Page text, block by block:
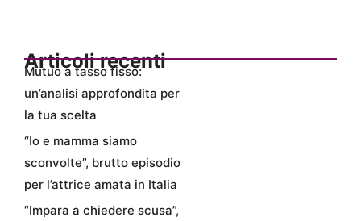
Articoli recenti
Mutuo a tasso fisso:
un’analisi approfondita per
la tua scelta
“Io e mamma siamo
sconvolte”, brutto episodio
per l’attrice amata in Italia
“Impara a chiedere scusa”,